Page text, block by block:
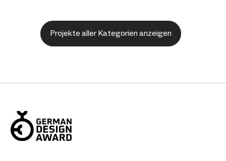
Projekte aller Kategorien anzeigen